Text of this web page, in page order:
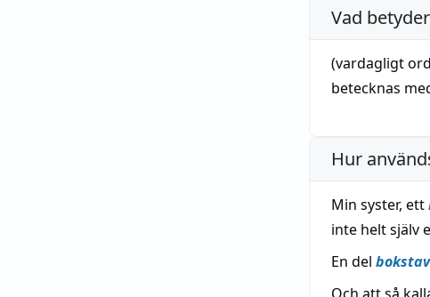
Vad betyder
(vardagligt
betecknas
Hur
Min syster, ett
inte helt själv
En del